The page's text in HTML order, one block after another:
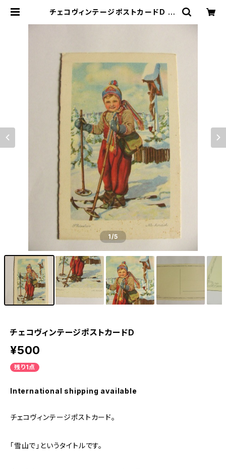
チェコヴィンテージポストカードD | l
1/5
チェコヴィンテージポストカードD
¥500
残り1点
International shipping available
チェコヴィンテージポストカード。
「雪山で」というタイトルです。